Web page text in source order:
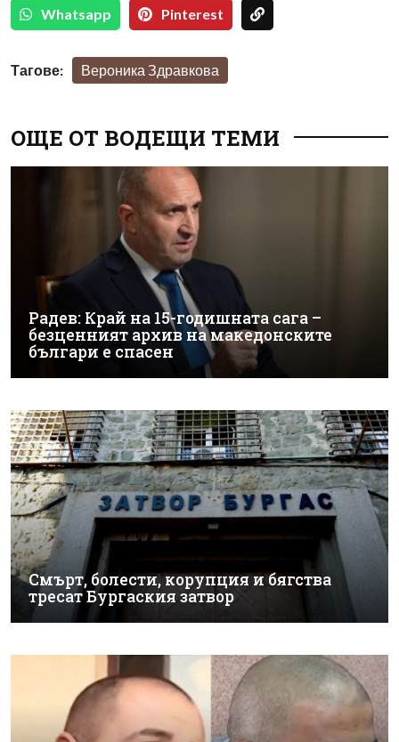
Whatsapp Pinterest
Тагове: Вероника Здравкова
ОЩЕ ОТ ВОДЕЩИ ТЕМИ
Радев: Край на 15-годишната сага –
безценният архив на македонските
българи е спасен
Смърт, болести, корупция и бягства
тресат Бургаския затвор